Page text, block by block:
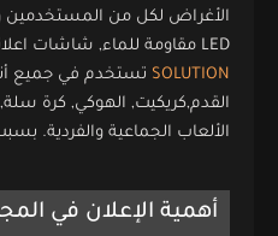
الأغراض لكل من المستخدمين
LED مقاومة للماء, شاشات اعلانات الملاعب من
SOLUTION تستخدم في جميع
القدم,كريكيت, الهوكي, كرة
الألعاب الجماعية والفردية.
أهمية الإعلان في